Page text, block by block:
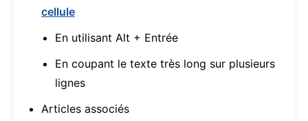
cellule
En utilisant Alt + Entrée
En coupant le texte très long sur plusieurs
lignes
Articles associés